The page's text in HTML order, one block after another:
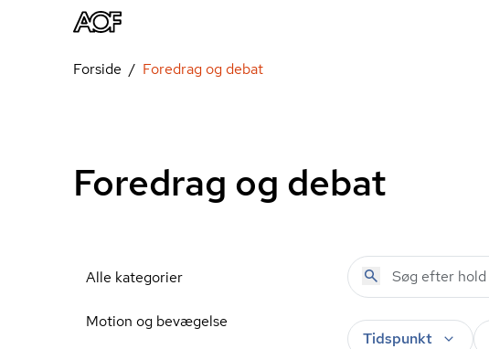
Forside Foredrag og debat
Foredrag og debat
Alle kategorier
Motion og bevægelse
Tidspunkt